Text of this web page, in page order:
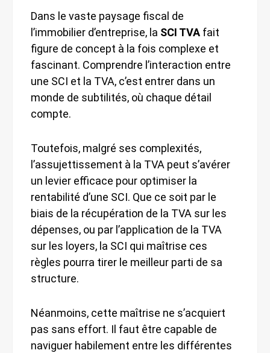
Dans le vaste paysage fiscal de
l’immobilier d’entreprise, la SCI TVA fait
figure de concept à la fois complexe et
fascinant. Comprendre l’interaction entre
une SCI et la TVA, c’est entrer dans un
monde de subtilités, où chaque détail
compte.
Toutefois, malgré ses complexités,
l’assujettissement à la TVA peut s’avérer
un levier efficace pour optimiser la
rentabilité d’une SCI. Que ce soit par le
biais de la récupération de la TVA sur les
dépenses, ou par l’application de la TVA
sur les loyers, la SCI qui maîtrise ces
règles pourra tirer le meilleur parti de sa
structure.
Néanmoins, cette maîtrise ne s’acquiert
pas sans effort. Il faut être capable de
naviguer habilement entre les différentes